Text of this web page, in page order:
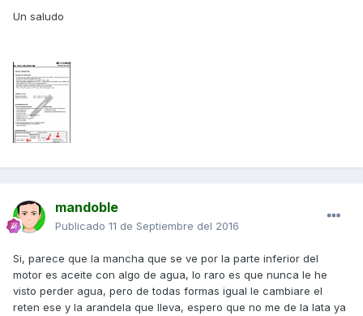
Un saludo
mandoble
Publicado 11 de Septiembre del 2016
Si, parece que la mancha que se ve por la parte inferior del
motor es aceite con algo de agua, lo raro es que nunca le he
visto perder agua, pero de todas formas igual le cambiare el
reten ese y la arandela que lleva, espero que no me de la lata ya